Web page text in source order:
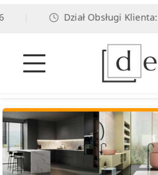
Dział Obsługi Klienta: pn-